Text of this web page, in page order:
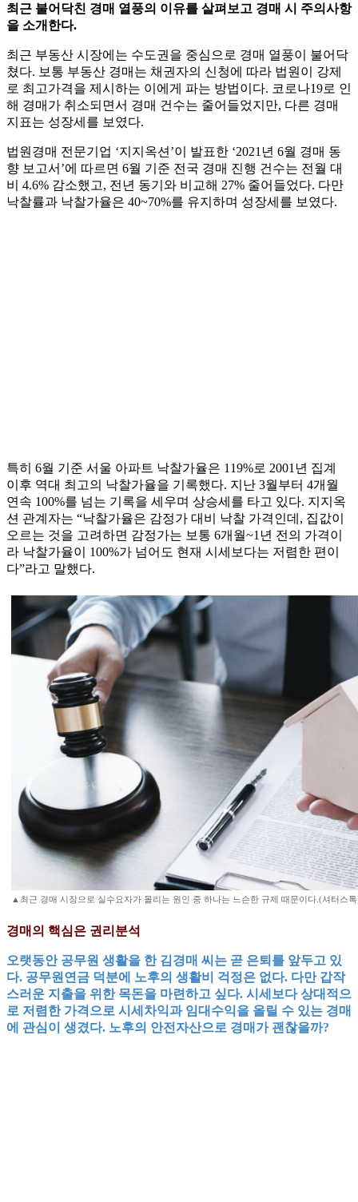
최근 불어닥친 경매 열풍의 이유를 살펴보고 경매 시 주의사항
을 소개한다.
최근 부동산 시장에는 수도권을 중심으로 경매 열풍이 불어닥
쳤다. 보통 부동산 경매는 채권자의 신청에 따라 법원이 강제
로 최고가격을 제시하는 이에게 파는 방법이다. 코로나19로 인
해 경매가 취소되면서 경매 건수는 줄어들었지만, 다른 경매
지표는 성장세를 보였다.
법원경매 전문기업 ‘지지옥션’이 발표한 ‘2021년 6월 경매 동
향 보고서’에 따르면 6월 기준 전국 경매 진행 건수는 전월 대
비 4.6% 감소했고, 전년 동기와 비교해 27% 줄어들었다. 다만
낙찰률과 낙찰가율은 40~70%를 유지하며 성장세를 보였다.
특히 6월 기준 서울 아파트 낙찰가율은 119%로 2001년 집계
이후 역대 최고의 낙찰가율을 기록했다. 지난 3월부터 4개월
연속 100%를 넘는 기록을 세우며 상승세를 타고 있다. 지지옥
션 관계자는 “낙찰가율은 감정가 대비 낙찰 가격인데, 집값이
오르는 것을 고려하면 감정가는 보통 6개월~1년 전의 가격이
라 낙찰가율이 100%가 넘어도 현재 시세보다는 저렴한 편이
다”라고 말했다.
▲최근 경매 시장으로 실수요자가 몰리는 원인 중 하나는 느슨한 규제 때문이다.(셔터스
경매의 핵심은 권리분석
오랫동안 공무원 생활을 한 김경매 씨는 곧 은퇴를 앞두고 있
다. 공무원연금 덕분에 노후의 생활비 걱정은 없다. 다만 갑작
스러운 지출을 위한 목돈을 마련하고 싶다. 시세보다 상대적으
로 저렴한 가격으로 시세차익과 임대수익을 올릴 수 있는 경매
에 관심이 생겼다. 노후의 안전자산으로 경매가 괜찮을까?